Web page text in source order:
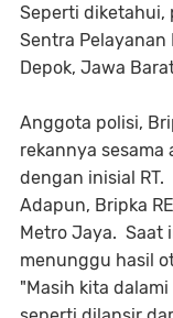
Seperti diketahui,
Sentra Pelayanan
Depok, Jawa
Anggota polisi,
rekannya
dengan inisial RT.
Adapun, Bripka
Metro Jaya. Saat
menunggu hasil
"Masih kita